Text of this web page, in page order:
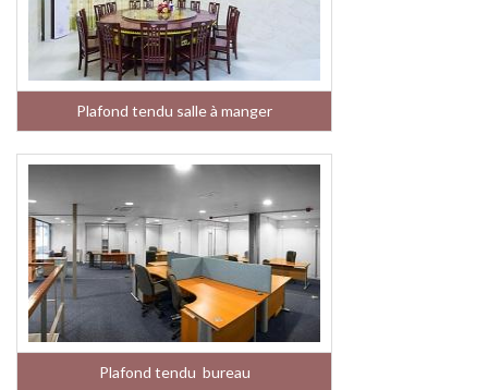
Plafond tendu salle à manger
Plafond tendu bureau